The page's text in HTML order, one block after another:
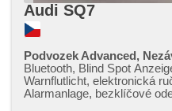
Audi SQ7
Podvozek Advanced,
Bluetooth, Blind Spot
Warnflutlicht, elektronická
Alarmanlage, bezklíčové